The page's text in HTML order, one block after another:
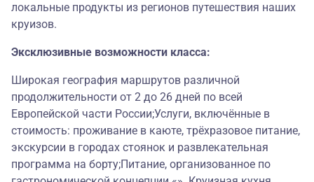
локальные продукты из регионов путешествия наших
круизов.
Эксклюзивные возможности класса:
Широкая география маршрутов различной
продолжительности от 2 до 26 дней по всей
Европейской части России;Услуги, включённые в
стоимость: проживание в каюте, трёхразовое питание,
экскурсии в городах стоянок и развлекательная
программа на борту;Питание, организованное по